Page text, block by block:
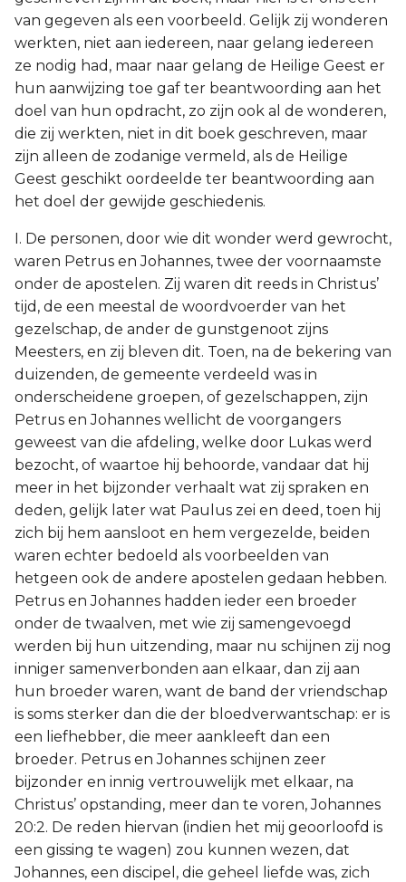
van gegeven als een voorbeeld. Gelijk zij wonderen
werkten, niet aan iedereen, naar gelang iedereen
ze nodig had, maar naar gelang de Heilige Geest er
hun aanwijzing toe gaf ter beantwoording aan het
doel van hun opdracht, zo zijn ook al de wonderen,
die zij werkten, niet in dit boek geschreven, maar
zijn alleen de zodanige vermeld, als de Heilige
Geest geschikt oordeelde ter beantwoording aan
het doel der gewijde geschiedenis.
I. De personen, door wie dit wonder werd gewrocht,
waren Petrus en Johannes, twee der voornaamste
onder de apostelen. Zij waren dit reeds in Christus’
tijd, de een meestal de woordvoerder van het
gezelschap, de ander de gunstgenoot zijns
Meesters, en zij bleven dit. Toen, na de bekering van
duizenden, de gemeente verdeeld was in
onderscheidene groepen, of gezelschappen, zijn
Petrus en Johannes wellicht de voorgangers
geweest van die afdeling, welke door Lukas werd
bezocht, of waartoe hij behoorde, vandaar dat hij
meer in het bijzonder verhaalt wat zij spraken en
deden, gelijk later wat Paulus zei en deed, toen hij
zich bij hem aansloot en hem vergezelde, beiden
waren echter bedoeld als voorbeelden van
hetgeen ook de andere apostelen gedaan hebben.
Petrus en Johannes hadden ieder een broeder
onder de twaalven, met wie zij samengevoegd
werden bij hun uitzending, maar nu schijnen zij nog
inniger samenverbonden aan elkaar, dan zij aan
hun broeder waren, want de band der vriendschap
is soms sterker dan die der bloedverwantschap: er is
een liefhebber, die meer aankleeft dan een
broeder. Petrus en Johannes schijnen zeer
bijzonder en innig vertrouwelijk met elkaar, na
Christus’ opstanding, meer dan te voren, Johannes
20:2. De reden hiervan (indien het mij geoorloofd is
een gissing te wagen) zou kunnen wezen, dat
Johannes, een discipel, die geheel liefde was, zich